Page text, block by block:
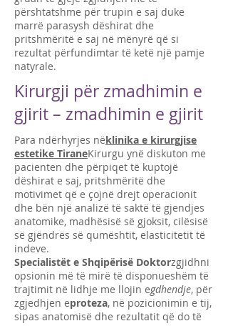
përshtatshme për trupin e saj duke
marrë parasysh dëshirat dhe
pritshmëritë e saj në mënyrë që si
rezultat përfundimtar të ketë një pamje
natyrale.
Kirurgji për zmadhimin e
gjirit – zmadhimin e gjirit
Para ndërhyrjes nëklinika e kirurgjise
estetike TiraneKirurgu ynë diskuton me
pacienten dhe përpiqet të kuptojë
dëshirat e saj, pritshmëritë dhe
motivimet që e çojnë drejt operacionit
dhe bën një analizë të saktë të gjendjes
anatomike, madhësisë së gjoksit, cilësisë
së gjëndrës së qumështit, elasticitetit të
indeve.
Specialistët e Shqipërisë Doktorzgjidhni
opsionin më të mirë të disponueshëm të
trajtimit në lidhje me llojin egdhendje, për
zgjedhjen eproteza, në pozicionimin e tij,
sipas anatomisë dhe rezultatit që do të